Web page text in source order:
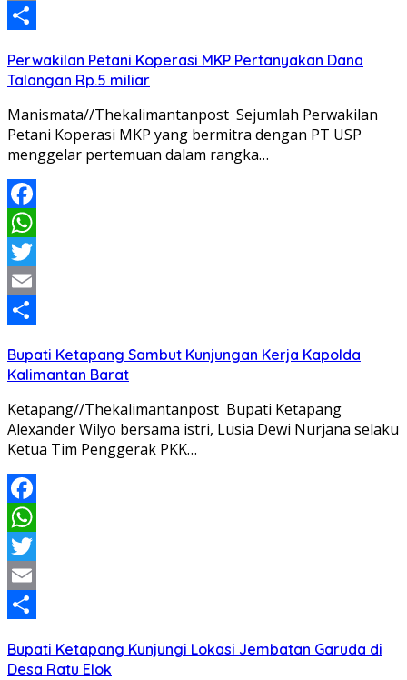
Email
Perwakilan Petani Koperasi MKP Pertanyakan Dana
Talangan Rp.5 miliar
Manismata//Thekalimantanpost Sejumlah Perwakilan
Petani Koperasi MKP yang bermitra dengan PT USP
menggelar pertemuan dalam rangka…
Facebook
WhatsApp
Twitter
Email
Bupati Ketapang Sambut Kunjungan Kerja Kapolda
Kalimantan Barat
Ketapang//Thekalimantanpost Bupati Ketapang
Alexander Wilyo bersama istri, Lusia Dewi Nurjana selaku
Ketua Tim Penggerak PKK…
Facebook
WhatsApp
Twitter
Email
Bupati Ketapang Kunjungi Lokasi Jembatan Garuda di
Desa Ratu Elok